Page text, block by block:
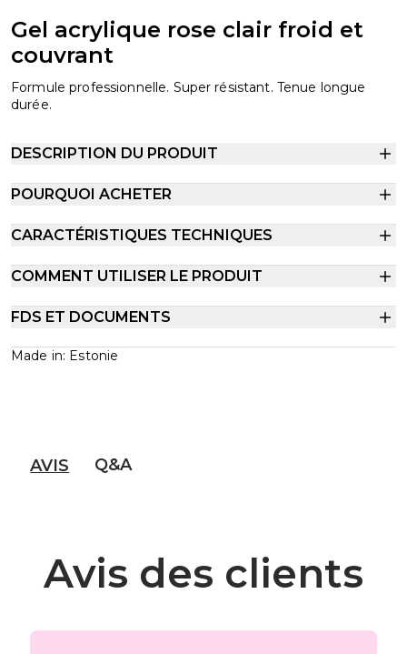
Gel acrylique rose clair froid et
couvrant
Formule professionnelle. Super résistant. Tenue longue
durée.
DESCRIPTION DU PRODUIT
POURQUOI ACHETER
CARACTÉRISTIQUES TECHNIQUES
COMMENT UTILISER LE PRODUIT
FDS ET DOCUMENTS
Made in: Estonie
AVIS Q&A
Avis des clients